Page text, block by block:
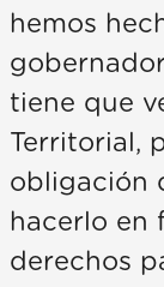
hemos
tiene que
Territorial,
obligación
hacerlo en
derechos